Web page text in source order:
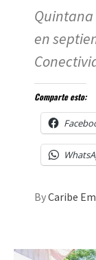
Quintana
en
Comparte esto:
ByCaribe